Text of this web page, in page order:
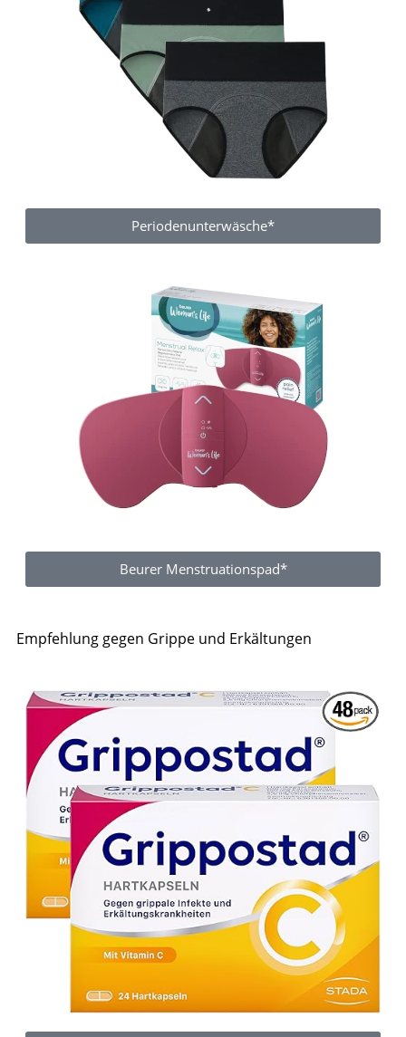
Periodenunterwäsche*
Beurer Menstruationspad*
Empfehlung gegen Grippe und Erkältungen